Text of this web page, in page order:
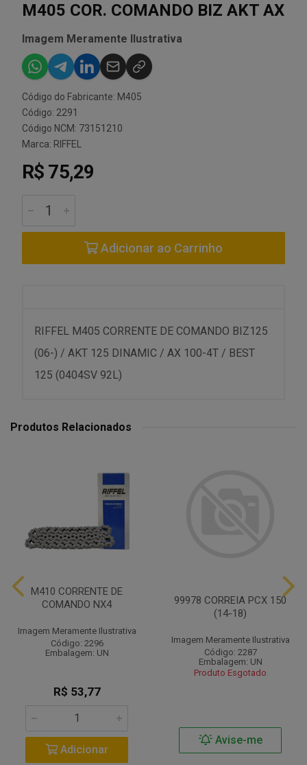
M405 COR. COMANDO BIZ AKT AX
Imagem Meramente Ilustrativa
Código do Fabricante: M405
Código: 2291
Código NCM: 73151210
Marca: RIFFEL
R$ 75,29
Adicionar ao Carrinho
RIFFEL M405 CORRENTE DE COMANDO BIZ125
(06-) / AKT 125 DINAMIC / AX 100-4T / BEST
125 (0404SV 92L)
Produtos Relacionados
M410 CORRENTE DE
COMANDO NX4
Imagem Meramente Ilustrativa
Código: 2296
Embalagem: UN
R$ 53,77
Adicionar
99978 CORREIA PCX 150
(14-18)
Imagem Meramente Ilustrativa
Código: 2287
Embalagem: UN
Produto Esgotado
Avise-me